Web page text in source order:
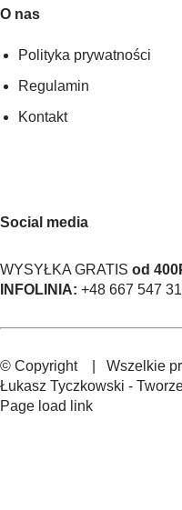
O nas
Polityka prywatności
Regulamin
Kontakt
Social media
WYSYŁKA GRATIS od
INFOLINIA: +48 667 547
© Copyright
| Wszelkie
Łukasz Tyczkowski -
Page load link